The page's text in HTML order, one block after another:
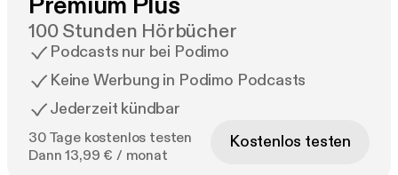
100 Stunden Hörbücher
Podcasts nur bei Podimo
Keine Werbung in Podimo Podcasts
Jederzeit kündbar
30 Tage kostenlos testen
Dann 13,99 € / monat
Kostenlos testen